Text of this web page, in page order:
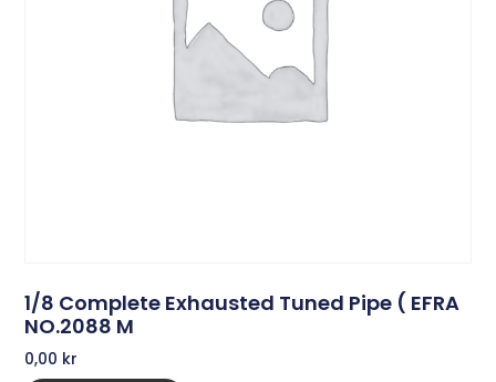
1/8 Complete Exhausted Tuned Pipe ( EFRA
NO.2088 M
0,00 kr